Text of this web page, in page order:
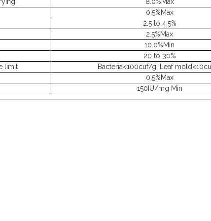
0.5%Max
2.5 to 4.5%
2.5%Max
10.0%Min
20 to 30%
limit
Bacteria<100cuf/g;
Leaf
0.5%Max
150IU/mg Min